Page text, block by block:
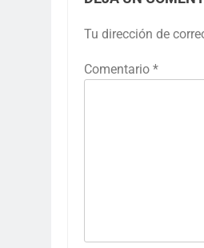
Tu dirección de
Comentario *